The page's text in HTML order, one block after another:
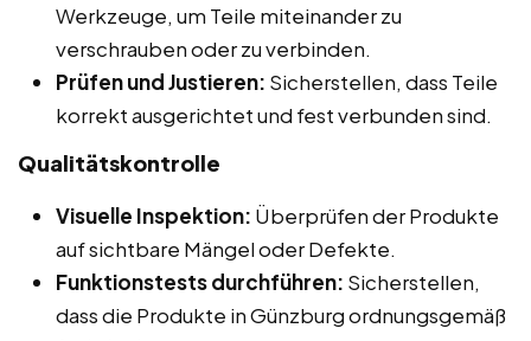
Werkzeuge, um Teile miteinander zu
verschrauben oder zu verbinden.
Prüfen und Justieren: Sicherstellen, dass Teile
korrekt ausgerichtet und fest verbunden sind.
Qualitätskontrolle
Visuelle Inspektion: Überprüfen der Produkte
auf sichtbare Mängel oder Defekte.
Funktionstests durchführen: Sicherstellen,
dass die Produkte in Günzburg ordnungsgemäß